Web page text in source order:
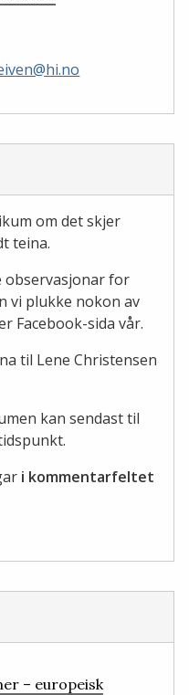
om det skjer
teina.
observasjonar for
vi plukke nokon av
Facebook-sida vår.
til Lene Christensen
kan sendast til
i kommentarfeltet
– europeisk